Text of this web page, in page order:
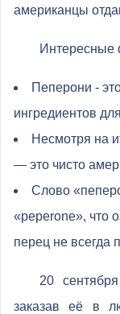
американцы
Интересные
Пеперони -
ингредиентов
Несмотря на
— это чисто
Слово
«peperone», что
перец не всегда
20
заказав её в